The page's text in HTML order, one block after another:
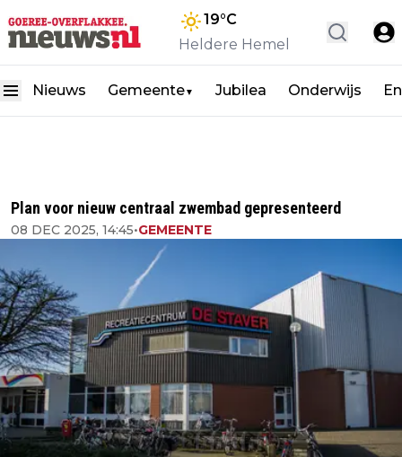
19°C
Heldere Hemel
Nieuws Gemeente▼ Jubilea Onderwijs
Plan voor nieuw centraal zwembad gepresenteerd
08 DEC 2025, 14:45•GEMEENTE